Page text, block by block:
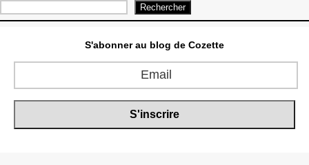
Rechercher
S'abonner au blog de Cozette